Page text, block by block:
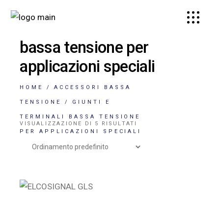
Giunti e terminali
bassa tensione per
applicazioni speciali
HOME ACCESSORI BASSA
TENSIONE GIUNTI E
TERMINALI BASSA TENSIONE
PER APPLICAZIONI SPECIALI
VISUALIZZAZIONE DI 5 RISULTATI